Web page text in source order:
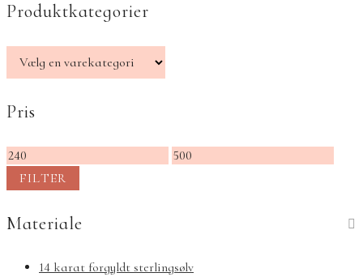
Produktkategorier
Pris
Mindste
pris
Højeste
FILTER
Materiale
14 karat forgyldt sterlingsølv